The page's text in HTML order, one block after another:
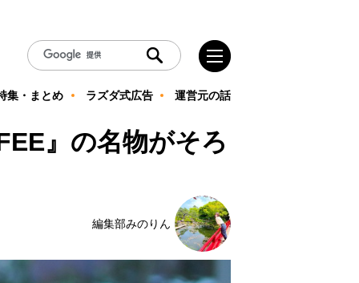
集・まとめ ラズダ式広告 運営元の話
』の名物がそろ
編集部みのりん